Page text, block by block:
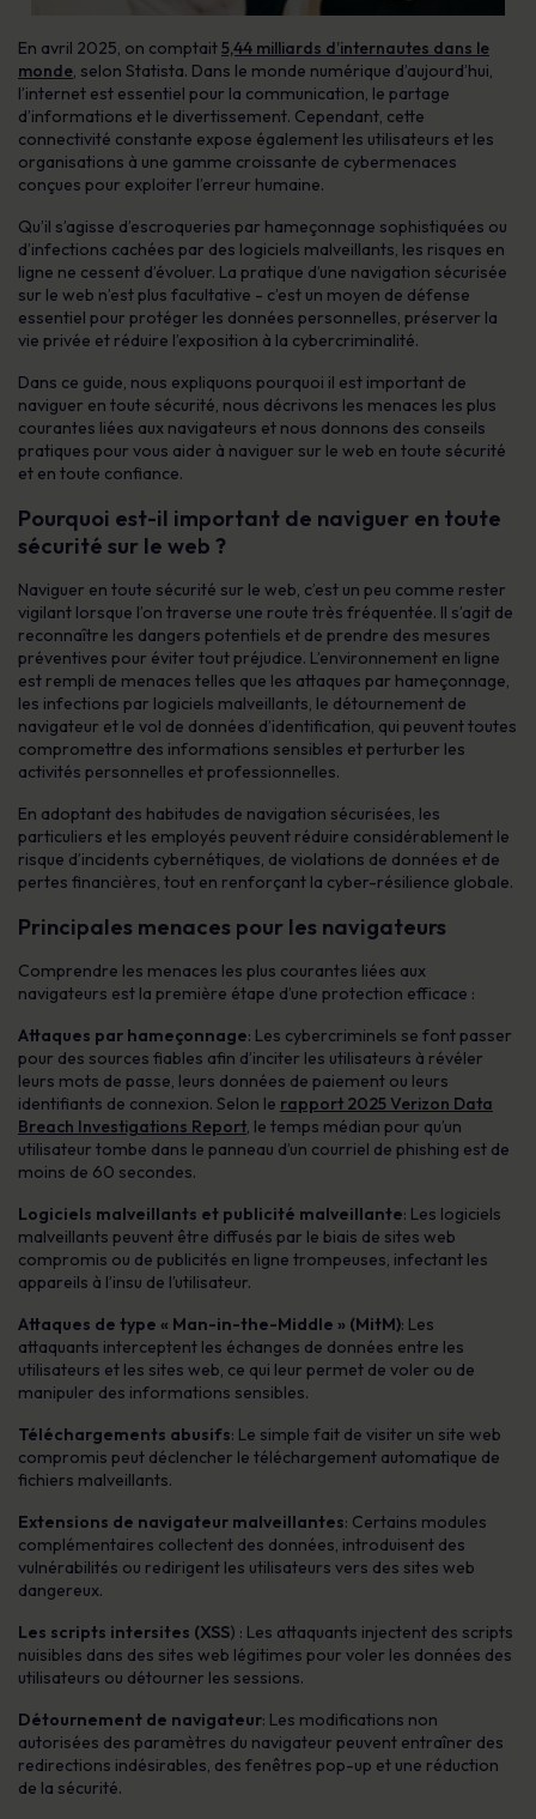
En avril 2025, on comptait5,44 milliards d’internautes dans le
monde, selon Statista. Dans le monde numérique d’aujourd’hui,
l’internet est essentiel pour la communication, le partage
d’informations et le divertissement. Cependant, cette
connectivité constante expose également les utilisateurs et les
organisations à une gamme croissante de cybermenaces
conçues pour exploiter l’erreur humaine.
Qu’il s’agisse d’escroqueries par hameçonnage sophistiquées ou
d’infections cachées par des logiciels malveillants, les risques en
ligne ne cessent d’évoluer. La pratique d’une navigation sécurisée
sur le web n’est plus facultative - c’est un moyen de défense
essentiel pour protéger les données personnelles, préserver la
vie privée et réduire l’exposition à la cybercriminalité.
Dans ce guide, nous expliquons pourquoi il est important de
naviguer en toute sécurité, nous décrivons les menaces les plus
courantes liées aux navigateurs et nous donnons des conseils
pratiques pour vous aider à naviguer sur le web en toute sécurité
et en toute confiance.
Pourquoi est-il important de naviguer en toute
sécurité sur le web ?
Naviguer en toute sécurité sur le web, c’est un peu comme rester
vigilant lorsque l’on traverse une route très fréquentée. Il s’agit de
reconnaître les dangers potentiels et de prendre des mesures
préventives pour éviter tout préjudice. L’environnement en ligne
est rempli de menaces telles que les attaques par hameçonnage,
les infections par logiciels malveillants, le détournement de
navigateur et le vol de données d’identification, qui peuvent toutes
compromettre des informations sensibles et perturber les
activités personnelles et professionnelles.
En adoptant des habitudes de navigation sécurisées, les
particuliers et les employés peuvent réduire considérablement le
risque d’incidents cybernétiques, de violations de données et de
pertes financières, tout en renforçant la cyber-résilience globale.
Principales menaces pour les navigateurs
Comprendre les menaces les plus courantes liées aux
navigateurs est la première étape d’une protection efficace :
Attaques par hameçonnage: Les cybercriminels se font passer
pour des sources fiables afin d’inciter les utilisateurs à révéler
leurs mots de passe, leurs données de paiement ou leurs
identifiants de connexion. Selon le rapport 2025 Verizon Data
Breach Investigations Report, le temps médian pour qu’un
utilisateur tombe dans le panneau d’un courriel de phishing est de
moins de 60 secondes.
Logiciels malveillants et publicité malveillante: Les logiciels
malveillants peuvent être diffusés par le biais de sites web
compromis ou de publicités en ligne trompeuses, infectant les
appareils à l’insu de l’utilisateur.
Attaques de type « Man-in-the-Middle » (MitM): Les
attaquants interceptent les échanges de données entre les
utilisateurs et les sites web, ce qui leur permet de voler ou de
manipuler des informations sensibles.
Téléchargements abusifs: Le simple fait de visiter un site web
compromis peut déclencher le téléchargement automatique de
fichiers malveillants.
Extensions de navigateur malveillantes: Certains modules
complémentaires collectent des données, introduisent des
vulnérabilités ou redirigent les utilisateurs vers des sites web
dangereux.
Les scripts intersites (XSS) : Les attaquants injectent des scripts
nuisibles dans des sites web légitimes pour voler les données des
utilisateurs ou détourner les sessions.
Détournement de navigateur: Les modifications non
autorisées des paramètres du navigateur peuvent entraîner des
redirections indésirables, des fenêtres pop-up et une réduction
de la sécurité.